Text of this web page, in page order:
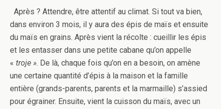
Après ? Attendre, être attentif au climat. Si tout va bien,
dans environ 3 mois, il y aura des épis de maïs et ensuite
du maïs en grains. Après vient la récolte : cueillir les épis
et les entasser dans une petite cabane qu’on appelle
« troje ». De là, chaque fois qu’on en a besoin, on amène
une certaine quantité d’épis à la maison et la famille
entière (grands-parents, parents et la marmaille) s’assied
pour égrainer. Ensuite, vient la cuisson du maïs, avec un